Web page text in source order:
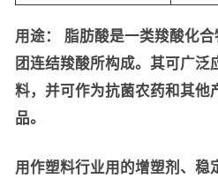
用途： 脂肪酸是一类羧酸化
团连结羧酸所构成。其可广泛
料，并可作为抗菌农药和其他
品。
用作塑料行业用的增塑剂、稳